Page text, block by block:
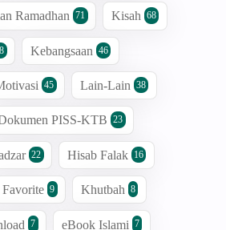
Ramadhan 71 Kisah 68
Kebangsaan 46
45 Lain-Lain 38
PISS-KTB 23
22 Hisab Falak 16
Favorite 9 Khutbah 8
7 eBook Islami 7